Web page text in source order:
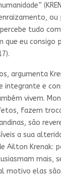
ou
tudo
que eu consigo
argumenta
integrante e
vivem.
fazem
são
a sua
Ailton Krenak:
mais,
motivo elas